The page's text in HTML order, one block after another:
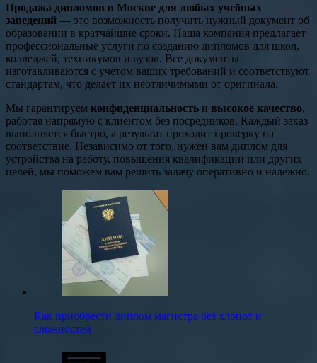
Продажа дипломов в Москве для любых учебных
заведений — это возможность получить нужный документ об
образовании в кратчайшие сроки. Наша компания предлагает
профессиональные услуги по созданию дипломов для школ,
колледжей, техникумов и вузов. Все документы
изготавливаются с учетом ваших требований и соответствуют
стандартам, что делает их неотличимыми от оригинала.
Мы гарантируем конфиденциальность и высокое качество,
работая напрямую с клиентом без посредников. Каждый заказ
выполняется быстро, а результат проходит проверку на
соответствие. Независимо от того, нужен вам диплом для
устройства на работу, повышения квалификации или других
целей, мы поможем вам решить задачу оперативно и надежно.
Как приобрести диплом магистра без хлопот и
сложностей